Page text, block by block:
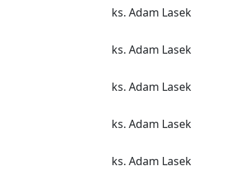
ks. Adam Lasek
ks. Adam Lasek
ks. Adam Lasek
ks. Adam Lasek
ks. Adam Lasek